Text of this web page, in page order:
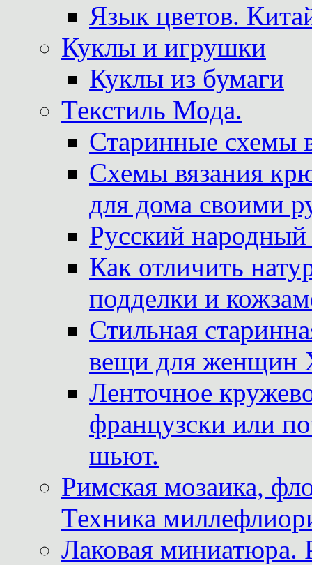
Язык цветов.
Куклы и игрушки
Куклы из бумаги
Текстиль Мода.
Старинные схемы
Схемы вязания
для дома своими
Русский
Как отличить
подделки и
Стильная
вещи для женщин
Ленточное
французски или
шьют.
Римская мозаика,
Техника
Лаковая миниатюра.